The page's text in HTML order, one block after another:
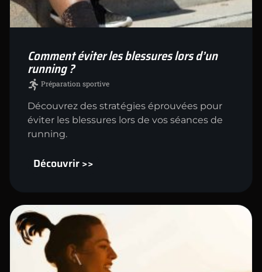
Comment éviter les blessures lors d’un
running ?
Préparation sportive
Découvrez des stratégies éprouvées pour
éviter les blessures lors de vos séances de
running.
Découvrir >>